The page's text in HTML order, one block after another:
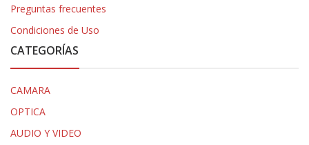
Preguntas frecuentes
Condiciones de Uso
CATEGORÍAS
CAMARA
OPTICA
AUDIO Y VIDEO